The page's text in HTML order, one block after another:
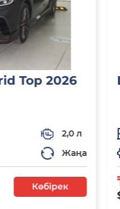
Top 2026
2,0 л
Жаңа
Көбірек